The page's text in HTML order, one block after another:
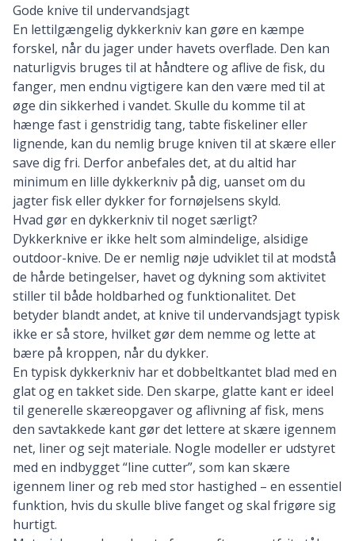
Gode knive til undervandsjagt
En lettilgængelig dykkerkniv kan gøre en kæmpe
forskel, når du jager under havets overflade. Den kan
naturligvis bruges til at håndtere og aflive de fisk, du
fanger, men endnu vigtigere kan den være med til at
øge din sikkerhed i vandet. Skulle du komme til at
hænge fast i genstridig tang, tabte fiskeliner eller
lignende, kan du nemlig bruge kniven til at skære eller
save dig fri. Derfor anbefales det, at du altid har
minimum en lille dykkerkniv på dig, uanset om du
jagter fisk eller dykker for fornøjelsens skyld.
Hvad gør en dykkerkniv til noget særligt?
Dykkerknive er ikke helt som almindelige, alsidige
outdoor-knive. De er nemlig nøje udviklet til at modstå
de hårde betingelser, havet og dykning som aktivitet
stiller til både holdbarhed og funktionalitet. Det
betyder blandt andet, at knive til undervandsjagt typisk
ikke er så store, hvilket gør dem nemme og lette at
bære på kroppen, når du dykker.
En typisk dykkerkniv har et dobbeltkantet blad med en
glat og en takket side. Den skarpe, glatte kant er ideel
til generelle skæreopgaver og aflivning af fisk, mens
den savtakkede kant gør det lettere at skære igennem
net, liner og sejt materiale. Nogle modeller er udstyret
med en indbygget “line cutter”, som kan skære
igennem liner og reb med stor hastighed – en essentiel
funktion, hvis du skulle blive fanget og skal frigøre sig
hurtigt.